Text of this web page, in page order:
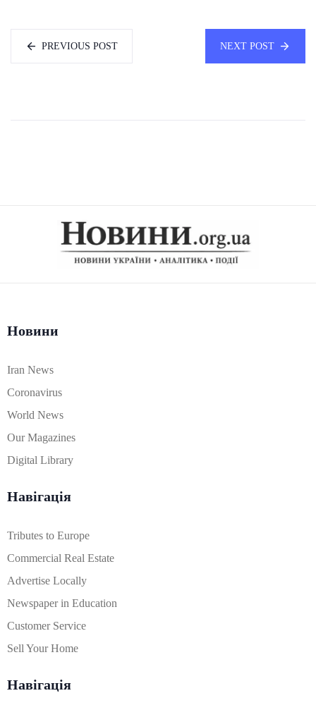
PREVIOUS POST NEXT POST
Новини
Iran News
Coronavirus
World News
Our Magazines
Digital Library
Навігація
Tributes to Europe
Commercial Real Estate
Advertise Locally
Newspaper in Education
Customer Service
Sell Your Home
Навігація